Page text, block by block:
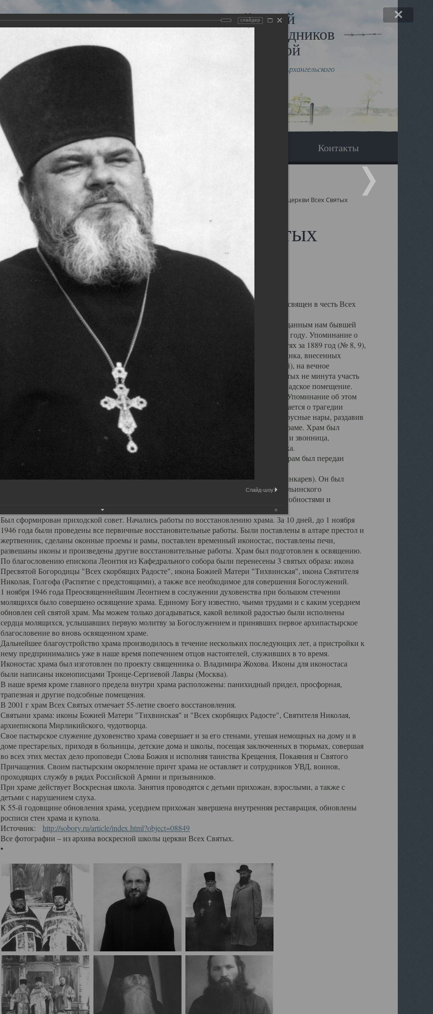
Виртуальный музей
Новомучеников и исповедников
Земли Архангельской
Сайт создан по благословлению митрополита Архангельского
Наследники Галерея Контакты
Главная Галерея Храмы-мученики Архангельска Священники церкви Всех Святых
Священники церкви Всех Святых
Священники церкви Всех Святых
Историческое описание церкви Всех Святых в г. Архангельск
Один из старейших храмов Архангельска, который находится на Обводном канале, освящен в честь Всех
Вопрос о времени строительства храма несколько затруднителен, но по данным переданным нам бывшей
старостой храма Крискентией Антоновной Аверкиевой, храм был воздвигнут в 1864 году. Упоминание о
храме, носящем имя Всех Святых, находим в Архангельских Епархиальных ведомостях за 1889 год (№ 8, 9),
речь идет о пожертвовании в виде постоянно доходных билетов Государственного банка, внесенных
купчихой П гильдии - Павлой Михайловной Шингаревой (урожденной Плотниковой), на вечное
поминовение своих родственников. В лихую годину гонений на веру храм Всех Святых не минута участь
тысяч храмов по всей Руси Великой. В 1927 году храм был закрыт и превращен в складское помещение.
Есть сведения, что в 30-е годы в здании храма был расположен пересыльный пункт. Упоминание об этом
можно найти в книге Александра Солженицына "Архипелаг ГУЛАГ". В ней упоминается о трагедии
происшедшей в здании храма в 30-е годы. Под тяжестью людей оборвались восьми ярусные нары, раздавив
между собой множество людей. Похоронены они были поспешно на кладбище при храме. Храм был
приведен в полное запустение. Как свидетельствуют очевидцы, были снесены купол и звонница,
разобраны полы и печи, замурованы окна, обрезана проводка, повреждена штукатурка.
19 октября 1946 года по ходатайству прихожан, с благословения епископа Леонтия, храм был передан
Архангельской епархии.
Первым, после обновления храма, настоятелем был назначен игумен о. Серафим (Шинкарев). Он был
переведен на место настоятеля храма Всех Святых с должности настоятеля Свято - Ильинского
кафедрального собора. Отец Серафим обладал выдающимися организаторскими способностями и
пользовался любовью и уважением прихожан.
Был сформирован приходской совет. Начались работы по восстановлению храма. За 10 дней, до 1 ноября
1946 года были проведены все первичные восстановительные работы. Были поставлены в алтаре престол и
жертвенник, сделаны оконные проемы и рамы, поставлен временный иконостас, поставлены печи,
развешаны иконы и произведены другие восстановительные работы. Храм был подготовлен к освящению.
По благословению епископа Леонтия из Кафедрального собора были перенесены 3 святых образа: икона
Пресвятой Богородицы "Всех скорбящих Радосте", икона Божией Матери "Тихвинская", икона Святителя
Николая, Голгофа (Распятие с предстоящими), а также все необходимое для совершения Богослужений.
1 ноября 1946 года Преосвященнейшим Леонтием в сослужении духовенства при большом стечении
молящихся было совершено освящение храма. Единому Богу известно, чьими трудами и с каким усердием
обновлен сей святой храм. Мы можем только догадываться, какой великой радостью были исполнены
сердца молящихся, услышавших первую молитву за Богослужением и принявших первое архипастырское
благословение во вновь освященном храме.
Дальнейшее благоустройство храма производилось в течение нескольких последующих лет, а пристройки к
нему предпринимались уже в наше время попечением отцов настоятелей, служивших в то время.
Иконостас храма был изготовлен по проекту священника о. Владимира Жохова. Иконы для иконостаса
были написаны иконописцами Троице-Сергиевой Лавры (Москва).
В наше время кроме главного предела внутри храма расположены: панихидный придел, просфорная,
трапезная и другие подсобные помещения.
В 2001 г храм Всех Святых отмечает 55-летие своего восстановления.
Святыни храма: иконы Божией Матери "Тихвинская" и "Всех скорбящих Радосте", Святителя Николая,
архиепископа Мирликийского, чудотворца.
Свое пастырское служение духовенство храма совершает и за его стенами, утешая немощных на дому и в
доме престарелых, приходя в больницы, детские дома и школы, посещая заключенных в тюрьмах, совершая
во всех этих местах дело проповеди Слова Божия и исполняя таинства Крещения, Покаяния и Святого
Причащения. Своим пастырским окормление причт храма не оставляет и сотрудников УВД, воинов,
проходящих службу в рядах Российской Армии и призывников.
При храме действует Воскресная школа. Занятия проводятся с детьми прихожан, взрослыми, а также с
детьми с нарушением слуха.
К 55-й годовщине обновления храма, усердием прихожан завершена внутренняя реставрация, обновлены
росписи стен храма и купола.
Источник: http://sobory.ru/article/index.html?object=08849
Все фотографии – из архива воскресной школы церкви Всех Святых.
•
слайдер
Слайд-шоу: